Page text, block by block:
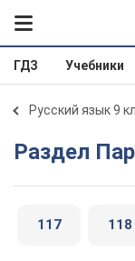
ГДЗ Учебники
Русский язык 9
Раздел
117 118